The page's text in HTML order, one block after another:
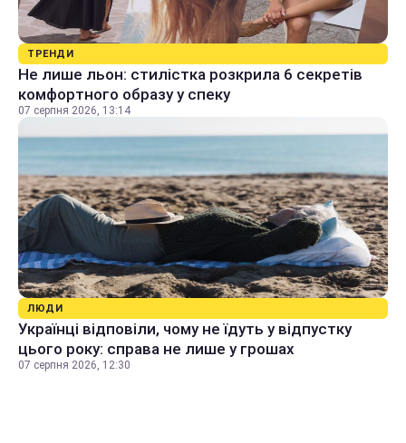
ТРЕНДИ
Не лише льон: стилістка розкрила 6 секретів
комфортного образу у спеку
07 серпня 2026, 13:14
ЛЮДИ
Українці відповіли, чому не їдуть у відпустку
цього року: справа не лише у грошах
07 серпня 2026, 12:30